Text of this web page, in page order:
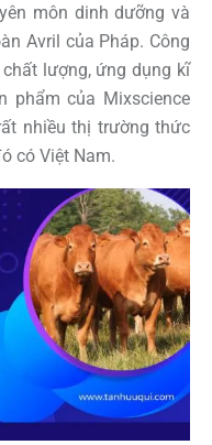
môn dinh dưỡng và
Avril của Pháp. Công
lượng, ứng dụng kĩ
phẩm của Mixscience
nhiều thị trường thức
có Việt Nam.